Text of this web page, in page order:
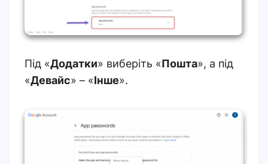
Під «Додатки» виберіть «Пошта», а під
«Девайс» – «Інше».